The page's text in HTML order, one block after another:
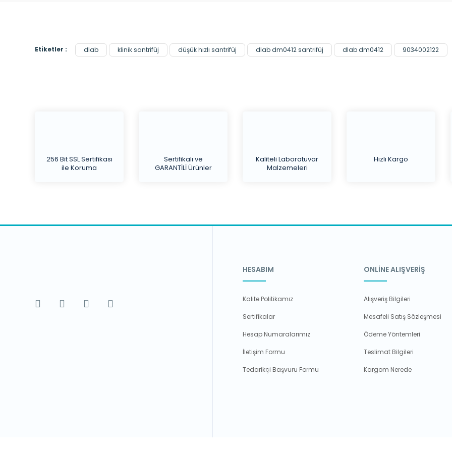
Etiketler : dlab klinik santrifüj düşük hızlı santrifüj dlab dm0412 santrifüj dlab dm0412 9034002122
256 Bit SSL Sertifikası
ile Koruma
Sertifikalı ve
GARANTİLİ Ürünler
Kaliteli Laboratuvar
Malzemeleri
Hızlı Kargo
HESABIM
Kalite Politikamız
Sertifikalar
Hesap Numaralarımız
İletişim Formu
Tedarikçi Başvuru Formu
ONLİNE ALIŞVERİŞ
Alışveriş Bilgileri
Mesafeli Satış Sözleşmesi
Ödeme Yöntemleri
Teslimat Bilgileri
Kargom Nerede